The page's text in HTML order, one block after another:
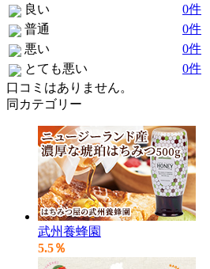
良い
0件
普通
0件
悪い
0件
とても悪い
0件
口コミはありません。
同カテゴリー
武州養蜂園
5.5％